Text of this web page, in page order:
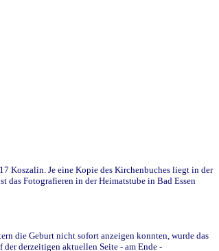
Koszalin. Je eine Kopie des Kirchenbuches liegt in der
das Fotografieren in der Heimatstube in Bad Essen
die Geburt nicht sofort anzeigen konnten, wurde das
derzeitigen aktuellen Seite - am Ende -